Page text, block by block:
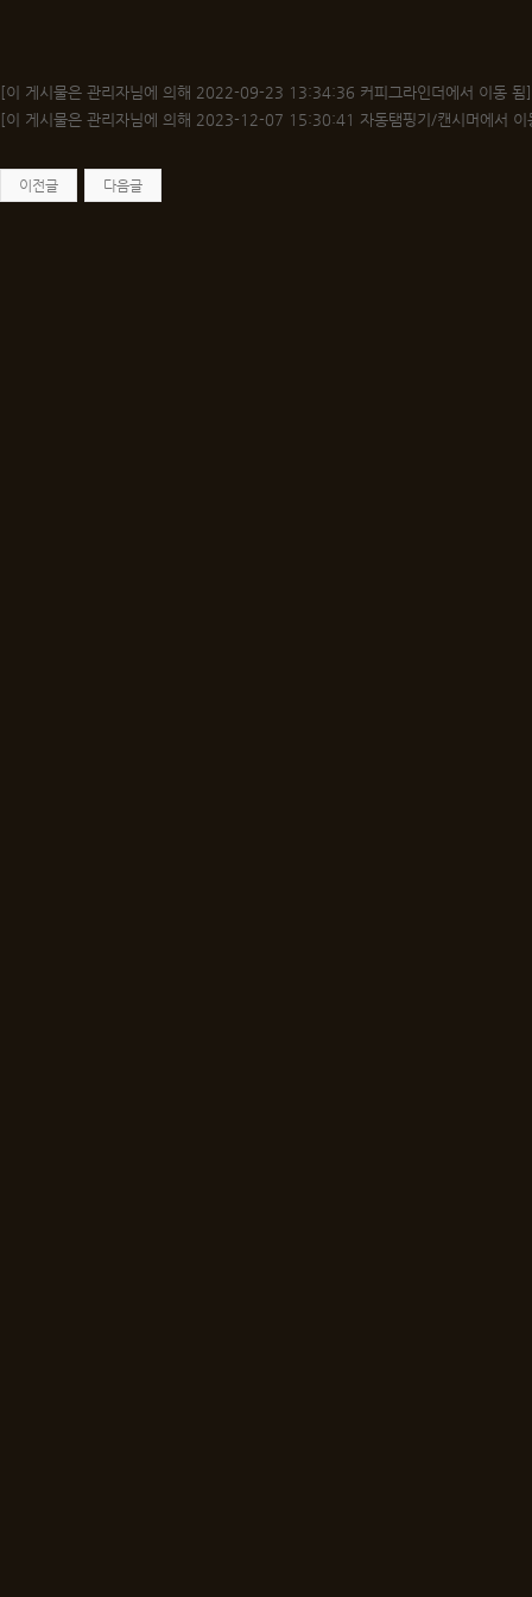
[이 게시물은 관리자님에 의해 2022-09-23 13:34:36 커피그라인더에서 이동 됨]
[이 게시물은 관리자님에 의해 2023-12-07 15:30:41 자동탬핑기/캔시머에서 이
이전글 다음글